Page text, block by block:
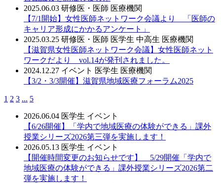
2025.06.03 研修医・医師 医療機関
【7/1開始】女性医師ネットワーク会議より 「医師の
キャリア形成にかかるアンケート」
2025.03.25 研修医・医師 医学生 中高生 医療機関
【滋賀県女性医師ネットワーク会議】女性医師ネット
ワークだより vol.14が発刊されました。
2024.12.27 イベント 医学生 医療機関
【3/2・3/3開催】滋賀県地域医療フォーラム2025
1 2 3 ... 5
2026.06.04 医学生 イベント
【6/26開催】「学内で地域医療の体験ができる」課外
授業シリーズ2026第三弾を実施します！
2026.05.13 医学生 イベント
【開催時間変更のお知らせです】 5/29開催「学内で
地域医療の体験ができる」課外授業シリーズ2026第二
弾を実施します！